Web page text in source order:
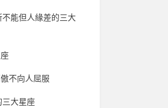
能但人緣差的三大
不向人屈服
三大星座